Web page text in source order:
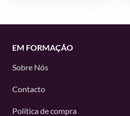
EM FORMAÇÃO
Sobre Nós
Contacto
Política de compra